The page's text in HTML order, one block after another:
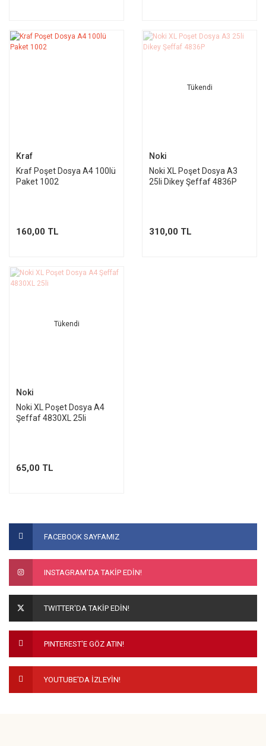
Kraf
Kraf Poşet Dosya A4 100lü
Paket 1002
160,00 TL
Tükendi
Noki
Noki XL Poşet Dosya A3
25li Dikey Şeffaf 4836P
310,00 TL
Tükendi
Noki
Noki XL Poşet Dosya A4
Şeffaf 4830XL 25li
65,00 TL
FACEBOOK SAYFAMIZ
INSTAGRAM'DA TAKİP EDİN!
TWITTER'DA TAKİP EDİN!
PINTEREST'E GÖZ ATIN!
YOUTUBE'DA İZLEYİN!